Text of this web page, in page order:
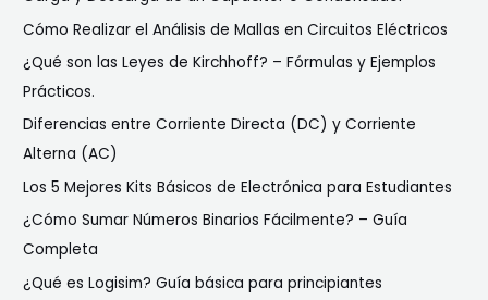
Cómo Realizar el Análisis de Mallas en Circuitos Eléctricos
¿Qué son las Leyes de Kirchhoff? – Fórmulas y Ejemplos
Prácticos.
Diferencias entre Corriente Directa (DC) y Corriente
Alterna (AC)
Los 5 Mejores Kits Básicos de Electrónica para Estudiantes
¿Cómo Sumar Números Binarios Fácilmente? – Guía
Completa
¿Qué es Logisim? Guía básica para principiantes